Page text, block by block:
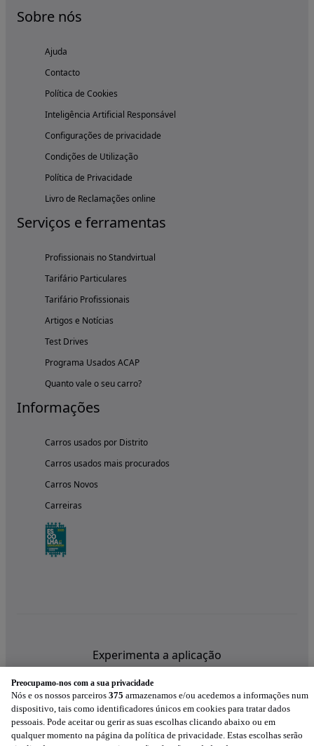
Sobre nós
Ajuda
Contacto
Política de Cookies
Inteligência Artificial Responsável
Configurações de privacidade
Condições de Utilização
Política de Privacidade
Livro de Reclamações online
Serviços e ferramentas
Profissionais no Standvirtual
Tarifário Particulares
Tarifário Profissionais
Artigos e Notícias
Test Drives
Programa Usados ACAP
Quanto vale o seu carro?
Informações
Carros usados por Distrito
Carros usados mais procurados
Carros Novos
Carreiras
Experimenta a aplicação
Preocupamo-nos com a sua privacidade
Nós e os nossos parceiros 375 armazenamos e/ou acedemos a informações num
dispositivo, tais como identificadores únicos em cookies para tratar dados
pessoais. Pode aceitar ou gerir as suas escolhas clicando abaixo ou em
qualquer momento na página da política de privacidade. Estas escolhas serão